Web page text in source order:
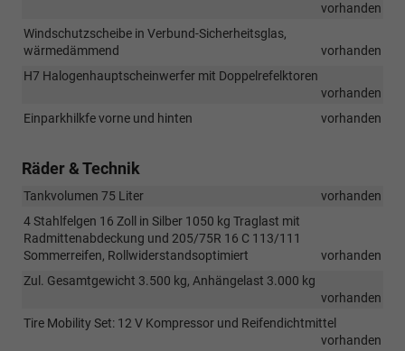
vorhanden
Windschutzscheibe in Verbund-Sicherheitsglas,
wärmedämmend
vorhanden
H7 Halogenhauptscheinwerfer mit Doppelrefelktoren
vorhanden
Einparkhilkfe vorne und hinten
vorhanden
Räder & Technik
Tankvolumen 75 Liter
vorhanden
4 Stahlfelgen 16 Zoll in Silber 1050 kg Traglast mit
Radmittenabdeckung und 205/75R 16 C 113/111
Sommerreifen, Rollwiderstandsoptimiert
vorhanden
Zul. Gesamtgewicht 3.500 kg, Anhängelast 3.000 kg
vorhanden
Tire Mobility Set: 12 V Kompressor und Reifendichtmittel
vorhanden